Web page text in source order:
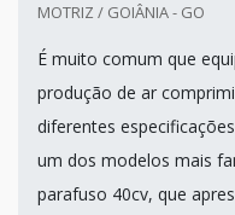
MOTRIZ / GOIÂNIA - GO
É muito comum que
produção de ar
diferentes
um dos modelos mais
parafuso 40cv, que